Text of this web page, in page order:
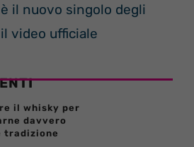
il nuovo singolo degli
video ufficiale
il whisky per
davvero
tradizione